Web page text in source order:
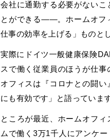
会社に通勤する必要がないこ
とができる――。ホームオフ
仕事の効率を上げる」ものと
実際にドイツ一般健康保険
スで働く従業員のほうが仕
オフィスは『コロナとの闘
にも有効です」と語っています
ところが最近、ホームオフ
ムで働く3万1千人にアンケ